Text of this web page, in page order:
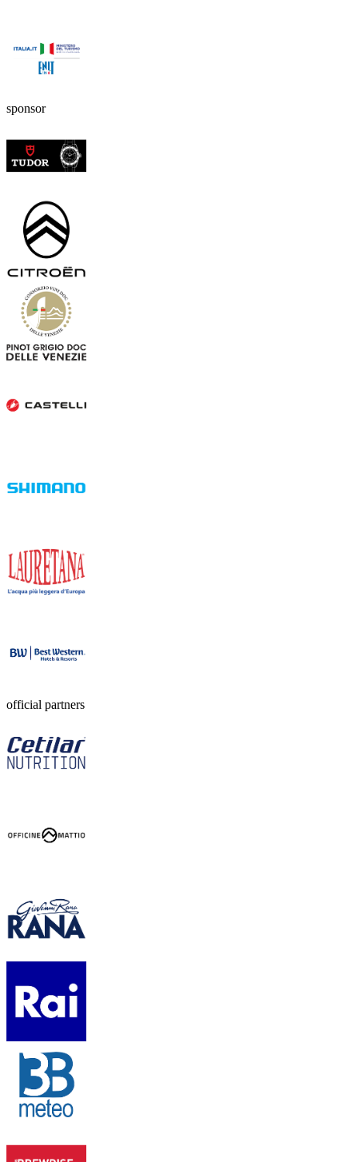
sponsor
official partners